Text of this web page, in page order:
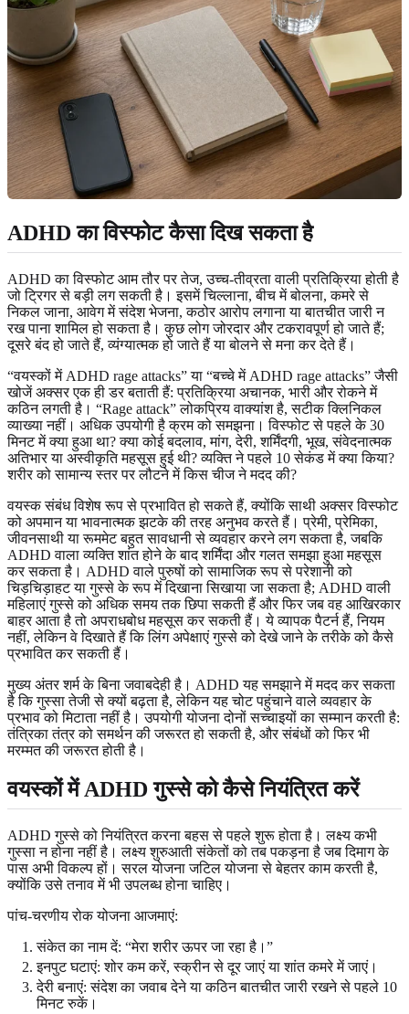
ADHD का विस्फोट कैसा दिख सकता है
ADHD का विस्फोट आम तौर पर तेज, उच्च-तीव्रता वाली प्रतिक्रिया होती है
जो ट्रिगर से बड़ी लग सकती है। इसमें चिल्लाना, बीच में बोलना, कमरे से
निकल जाना, आवेग में संदेश भेजना, कठोर आरोप लगाना या बातचीत जारी न
रख पाना शामिल हो सकता है। कुछ लोग जोरदार और टकरावपूर्ण हो जाते हैं;
दूसरे बंद हो जाते हैं, व्यंग्यात्मक हो जाते हैं या बोलने से मना कर देते हैं।
“वयस्कों में ADHD rage attacks” या “बच्चे में ADHD rage attacks” जैसी
खोजें अक्सर एक ही डर बताती हैं: प्रतिक्रिया अचानक, भारी और रोकने में
कठिन लगती है। “Rage attack” लोकप्रिय वाक्यांश है, सटीक क्लिनिकल
व्याख्या नहीं। अधिक उपयोगी है क्रम को समझना। विस्फोट से पहले के 30
मिनट में क्या हुआ था? क्या कोई बदलाव, मांग, देरी, शर्मिंदगी, भूख, संवेदनात्मक
अतिभार या अस्वीकृति महसूस हुई थी? व्यक्ति ने पहले 10 सेकंड में क्या किया?
शरीर को सामान्य स्तर पर लौटने में किस चीज ने मदद की?
वयस्क संबंध विशेष रूप से प्रभावित हो सकते हैं, क्योंकि साथी अक्सर विस्फोट
को अपमान या भावनात्मक झटके की तरह अनुभव करते हैं। प्रेमी, प्रेमिका,
जीवनसाथी या रूममेट बहुत सावधानी से व्यवहार करने लग सकता है, जबकि
ADHD वाला व्यक्ति शांत होने के बाद शर्मिंदा और गलत समझा हुआ महसूस
कर सकता है। ADHD वाले पुरुषों को सामाजिक रूप से परेशानी को
चिड़चिड़ाहट या गुस्से के रूप में दिखाना सिखाया जा सकता है; ADHD वाली
महिलाएं गुस्से को अधिक समय तक छिपा सकती हैं और फिर जब वह आखिरकार
बाहर आता है तो अपराधबोध महसूस कर सकती हैं। ये व्यापक पैटर्न हैं, नियम
नहीं, लेकिन वे दिखाते हैं कि लिंग अपेक्षाएं गुस्से को देखे जाने के तरीके को कैसे
प्रभावित कर सकती हैं।
मुख्य अंतर शर्म के बिना जवाबदेही है। ADHD यह समझाने में मदद कर सकता
है कि गुस्सा तेजी से क्यों बढ़ता है, लेकिन यह चोट पहुंचाने वाले व्यवहार के
प्रभाव को मिटाता नहीं है। उपयोगी योजना दोनों सच्चाइयों का सम्मान करती है:
तंत्रिका तंत्र को समर्थन की जरूरत हो सकती है, और संबंधों को फिर भी
मरम्मत की जरूरत होती है।
वयस्कों में ADHD गुस्से को कैसे नियंत्रित करें
ADHD गुस्से को नियंत्रित करना बहस से पहले शुरू होता है। लक्ष्य कभी
गुस्सा न होना नहीं है। लक्ष्य शुरुआती संकेतों को तब पकड़ना है जब दिमाग के
पास अभी विकल्प हों। सरल योजना जटिल योजना से बेहतर काम करती है,
क्योंकि उसे तनाव में भी उपलब्ध होना चाहिए।
पांच-चरणीय रोक योजना आजमाएं:
संकेत का नाम दें: “मेरा शरीर ऊपर जा रहा है।”
इनपुट घटाएं: शोर कम करें, स्क्रीन से दूर जाएं या शांत कमरे में जाएं।
देरी बनाएं: संदेश का जवाब देने या कठिन बातचीत जारी रखने से पहले 10
मिनट रुकें।